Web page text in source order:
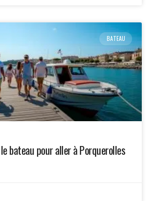
BATEAU
bateau pour aller à Porquerolles​